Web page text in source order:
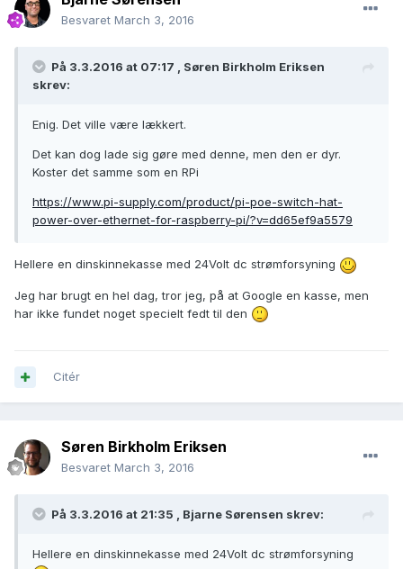
Besvaret March 3, 2016
På 3.3.2016 at 07:17 , Søren Birkholm Eriksen
skrev:
Enig. Det ville være lækkert.
Det kan dog lade sig gøre med denne, men den er dyr.
Koster det samme som en RPi
https://www.pi-supply.com/product/pi-poe-switch-hat-
power-over-ethernet-for-raspberry-pi/?v=dd65ef9a5579
Hellere en dinskinnekasse med 24Volt dc strømforsyning
Jeg har brugt en hel dag, tror jeg, på at Google en kasse, men
har ikke fundet noget specielt fedt til den
Citér
Søren Birkholm Eriksen
Besvaret March 3, 2016
På 3.3.2016 at 21:35 , Bjarne Sørensen skrev:
Hellere en dinskinnekasse med 24Volt dc strømforsyning